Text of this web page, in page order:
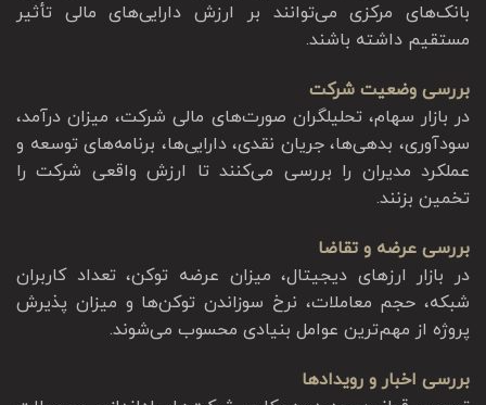
بانک‌های مرکزی می‌توانند بر ارزش دارایی‌های مالی تأثیر
مستقیم داشته باشند.
بررسی وضعیت شرکت
در بازار سهام، تحلیلگران صورت‌های مالی شرکت، میزان درآمد،
سودآوری، بدهی‌ها، جریان نقدی، دارایی‌ها، برنامه‌های توسعه و
عملکرد مدیران را بررسی می‌کنند تا ارزش واقعی شرکت را
تخمین بزنند.
بررسی عرضه و تقاضا
در بازار ارزهای دیجیتال، میزان عرضه توکن، تعداد کاربران
شبکه، حجم معاملات، نرخ سوزاندن توکن‌ها و میزان پذیرش
پروژه از مهم‌ترین عوامل بنیادی محسوب می‌شوند.
بررسی اخبار و رویدادها